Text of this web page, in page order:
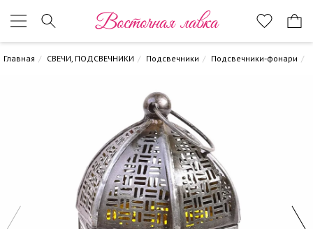
Восточная лавка
Главная СВЕЧИ, ПОДСВЕЧНИКИ Подсвечники Подсвечники-фонари